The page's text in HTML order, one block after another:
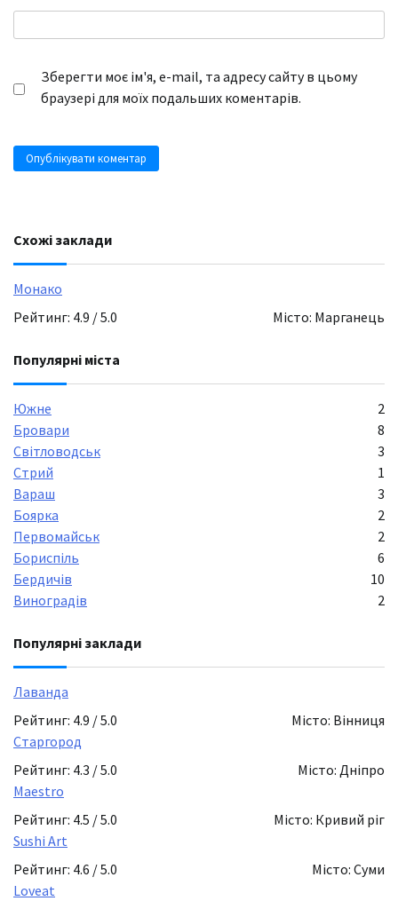
Зберегти моє ім'я, e-mail, та адресу сайту в цьому
браузері для моїх подальших коментарів.
Схожі заклади
Монако
Рейтинг: 4.9 / 5.0
Місто: Марганець
Популярні міста
Южне
2
Бровари
8
Світловодськ
3
Стрий
1
Вараш
3
Боярка
2
Первомайськ
2
Бориспіль
6
Бердичів
10
Виноградів
2
Популярні заклади
Лаванда
Рейтинг: 4.9 / 5.0
Місто: Вінниця
Старгород
Рейтинг: 4.3 / 5.0
Місто: Дніпро
Maestro
Рейтинг: 4.5 / 5.0
Місто: Кривий ріг
Sushi Art
Рейтинг: 4.6 / 5.0
Місто: Суми
Loveat